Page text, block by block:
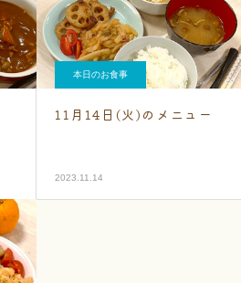
本日のお食事
11月14日(火)のメニュー
2023.11.14